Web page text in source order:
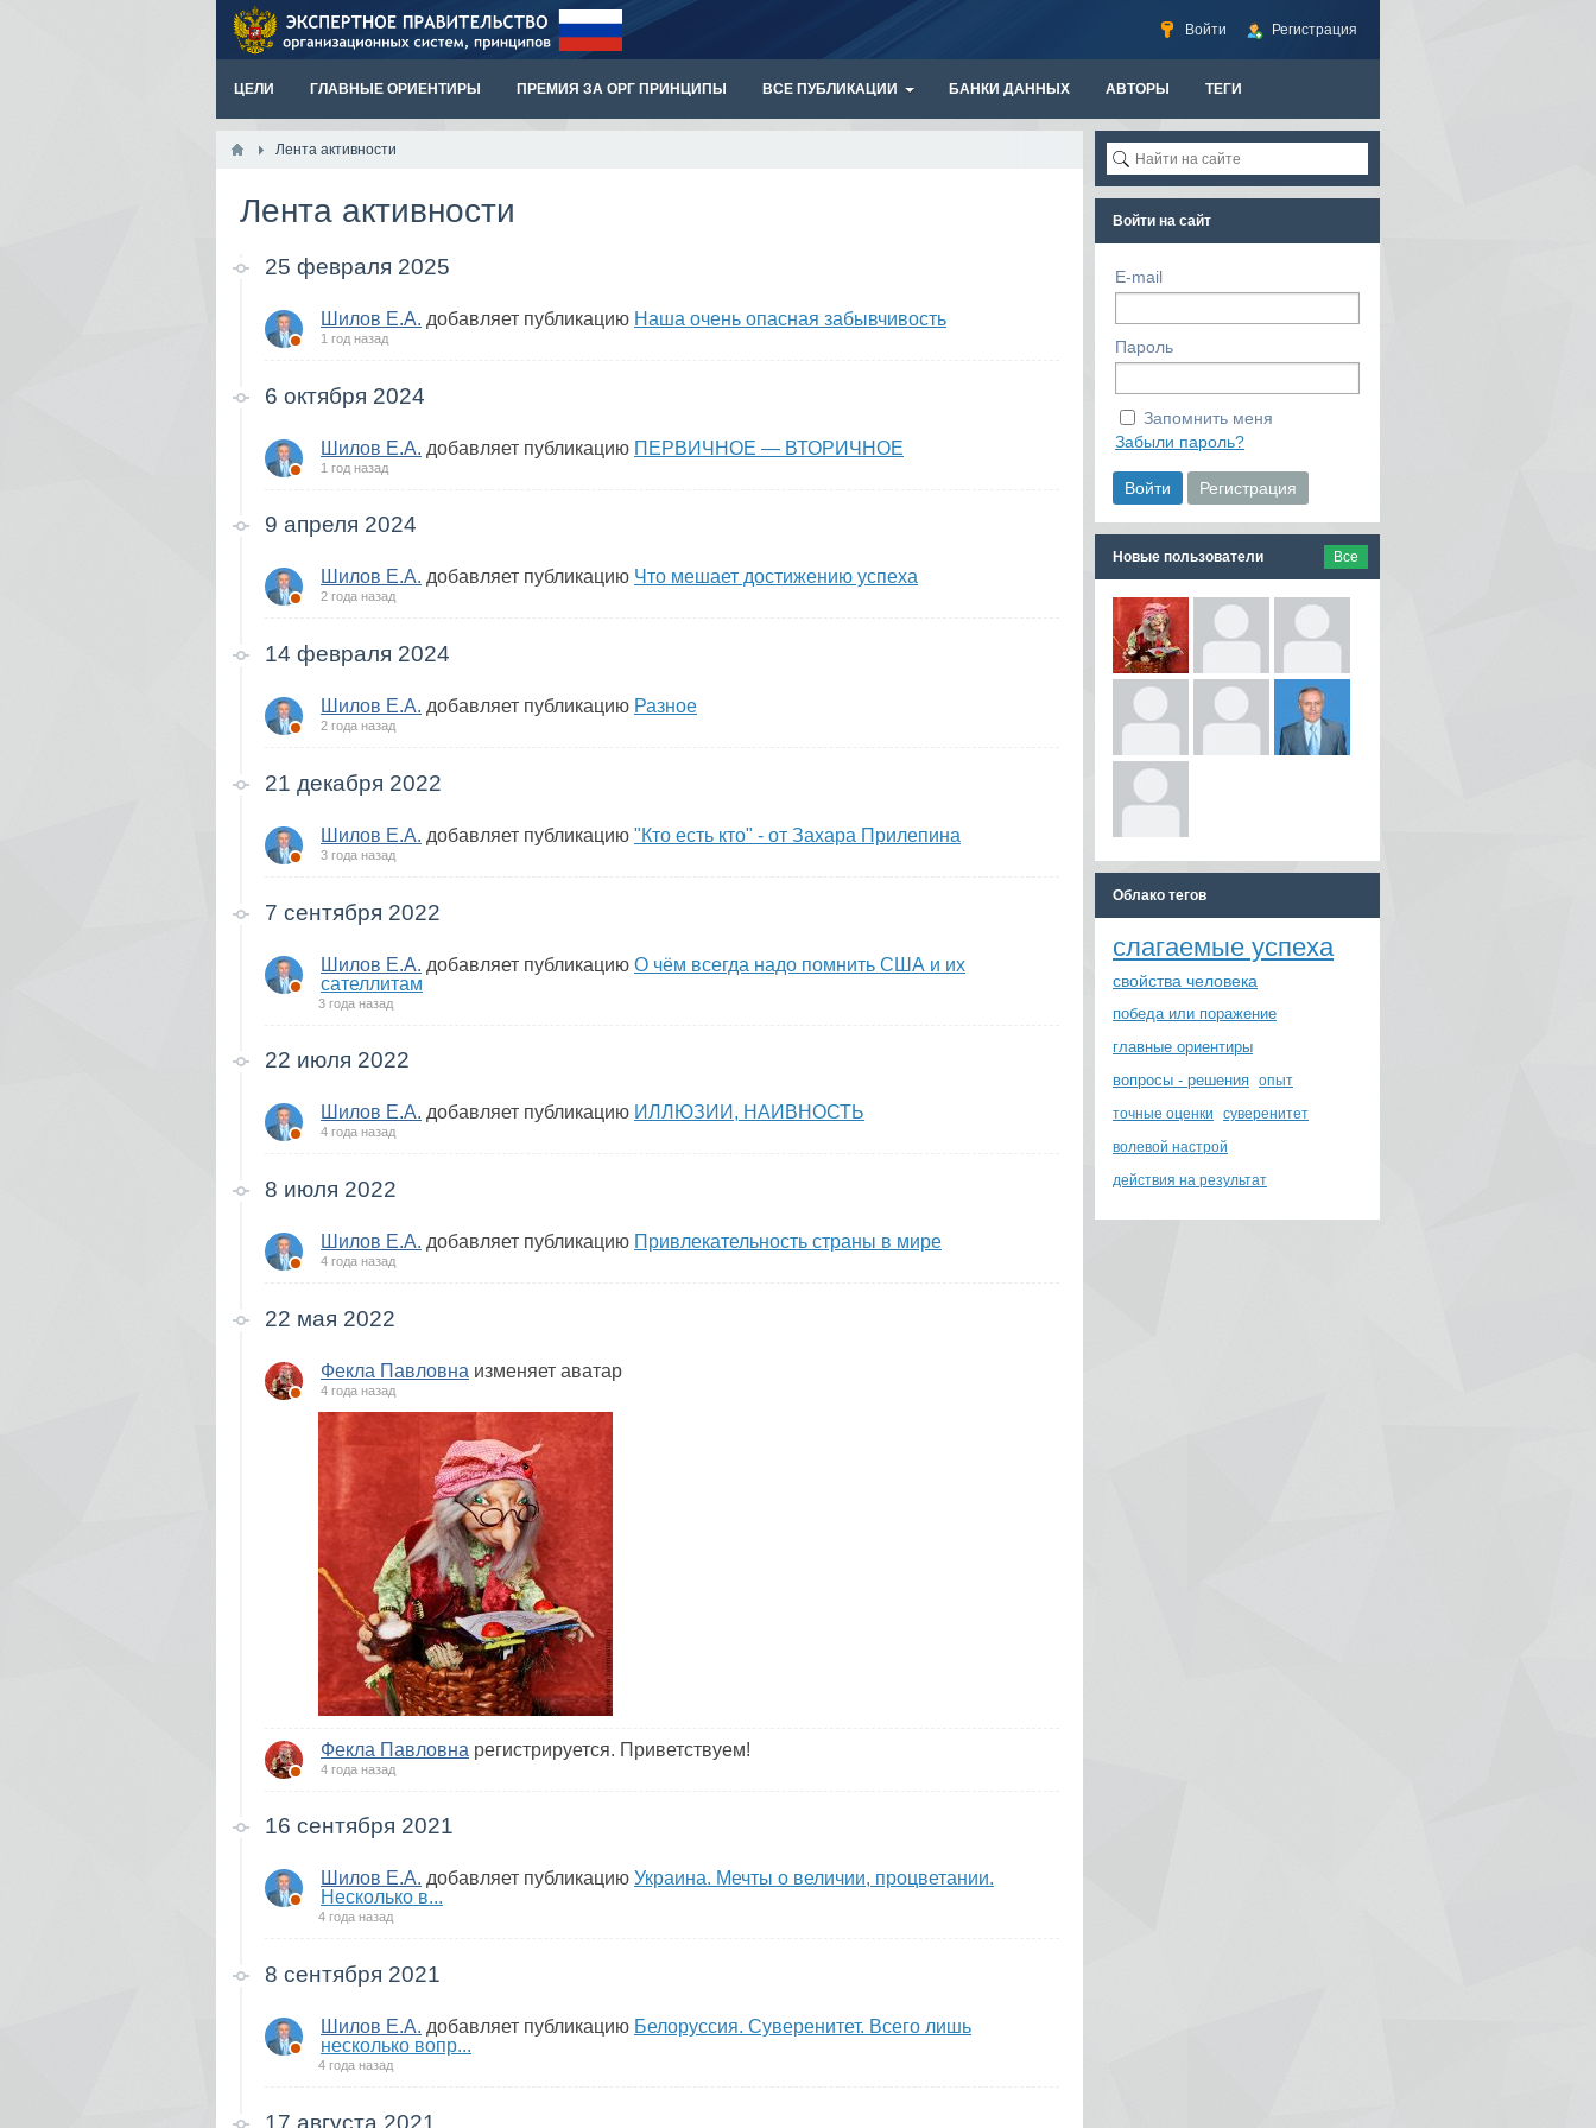
Войти Регистрация
ЦЕЛИ ГЛАВНЫЕ ОРИЕНТИРЫ ПРЕМИЯ ЗА ОРГ ПРИНЦИПЫ ВСЕ ПУБЛИКАЦИИ БАНКИ ДАННЫХ АВТОРЫ ТЕГИ
Лента активности
Лента активности
25 февраля 2025
Шилов Е.А. добавляет публикацию Наша очень опасная забывчивость
1 год назад
6 октября 2024
Шилов Е.А. добавляет публикацию ПЕРВИЧНОЕ — ВТОРИЧНОЕ
1 год назад
9 апреля 2024
Шилов Е.А. добавляет публикацию Что мешает достижению успеха
2 года назад
14 февраля 2024
Шилов Е.А. добавляет публикацию Разное
2 года назад
21 декабря 2022
Шилов Е.А. добавляет публикацию "Кто есть кто" - от Захара Прилепина
3 года назад
7 сентября 2022
Шилов Е.А. добавляет публикацию О чём всегда надо помнить США и их
сателлитам
3 года назад
22 июля 2022
Шилов Е.А. добавляет публикацию ИЛЛЮЗИИ, НАИВНОСТЬ
4 года назад
8 июля 2022
Шилов Е.А. добавляет публикацию Привлекательность страны в мире
4 года назад
22 мая 2022
Фекла Павловна изменяет аватар
4 года назад
Фекла Павловна регистрируется. Приветствуем!
4 года назад
16 сентября 2021
Шилов Е.А. добавляет публикацию Украина. Мечты о величии, процветании.
Несколько в...
4 года назад
8 сентября 2021
Шилов Е.А. добавляет публикацию Белоруссия. Суверенитет. Всего лишь
несколько вопр...
4 года назад
17 августа 2021
Войти на сайт
E-mail
Пароль
Запомнить меня
Забыли пароль?
Новые пользователи Все
Облако тегов
слагаемые успеха
свойства человека
победа или поражение
главные ориентиры
вопросы - решения опыт
точные оценки
суверенитет
волевой настрой
действия на результат